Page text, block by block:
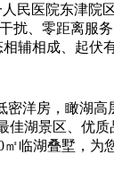
医院东津院区
、零距离服务
相成、起伏
房，瞰湖
湖景区、优质
临湖叠墅，为